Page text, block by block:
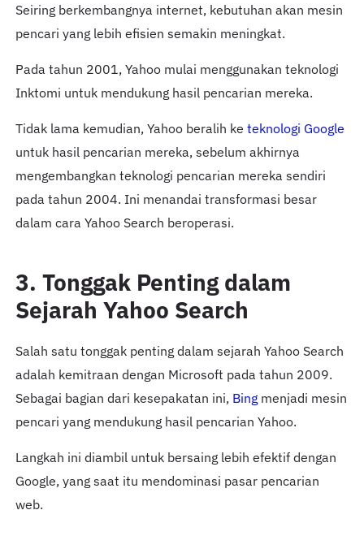
Seiring berkembangnya internet, kebutuhan akan mesin
pencari yang lebih efisien semakin meningkat.
Pada tahun 2001, Yahoo mulai menggunakan teknologi
Inktomi untuk mendukung hasil pencarian mereka.
Tidak lama kemudian, Yahoo beralih ke teknologi Google
untuk hasil pencarian mereka, sebelum akhirnya
mengembangkan teknologi pencarian mereka sendiri
pada tahun 2004. Ini menandai transformasi besar
dalam cara Yahoo Search beroperasi.
3. Tonggak Penting dalam
Sejarah Yahoo Search
Salah satu tonggak penting dalam sejarah Yahoo Search
adalah kemitraan dengan Microsoft pada tahun 2009.
Sebagai bagian dari kesepakatan ini, Bingmenjadi mesin
pencari yang mendukung hasil pencarian Yahoo.
Langkah ini diambil untuk bersaing lebih efektif dengan
Google, yang saat itu mendominasi pasar pencarian
web.